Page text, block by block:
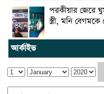
পরকীয়ার জেরে
স্ত্রী, মনি বেগমকে
আর্কাইভ